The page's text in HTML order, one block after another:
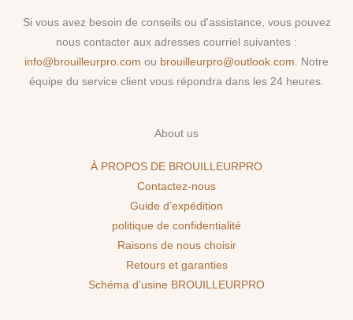
Si vous avez besoin de conseils ou d'assistance, vous pouvez
nous contacter aux adresses courriel suivantes :
info@brouilleurpro.com ou brouilleurpro@outlook.com . Notre
équipe du service client vous répondra dans les 24 heures.
About us
À PROPOS DE BROUILLEURPRO
Contactez-nous
Guide d’expédition
politique de confidentialité
Raisons de nous choisir
Retours et garanties
Schéma d’usine BROUILLEURPRO